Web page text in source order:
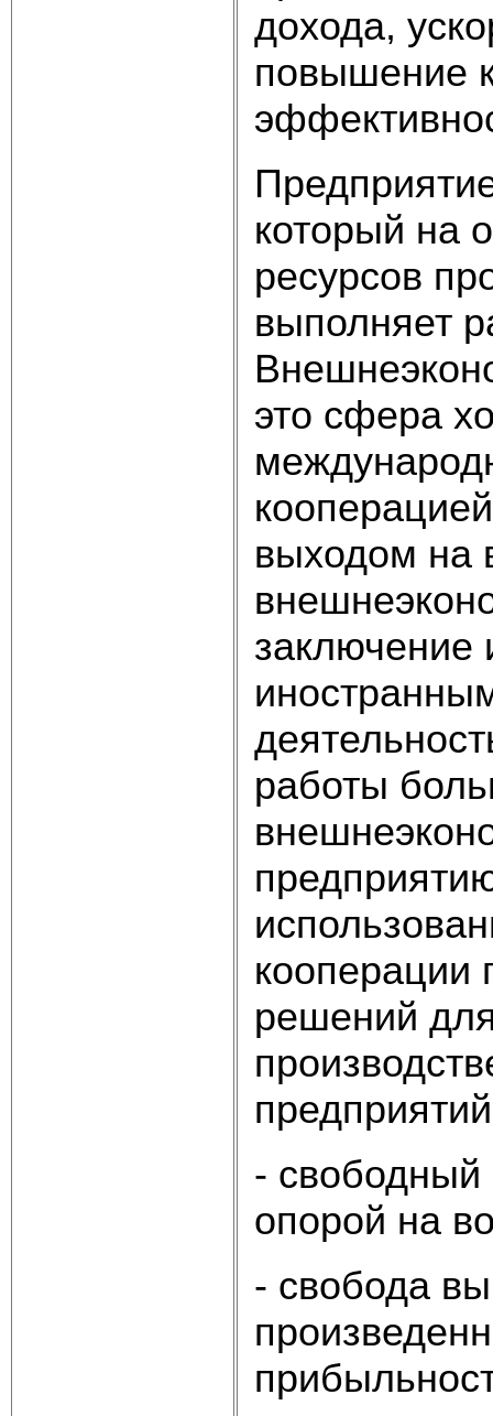
дохода,
повышение
который на
ресурсов
выполняет
это сфера
выходом на
заключение
работы
кооперации
решений
- свободный
опорой на
- свобода